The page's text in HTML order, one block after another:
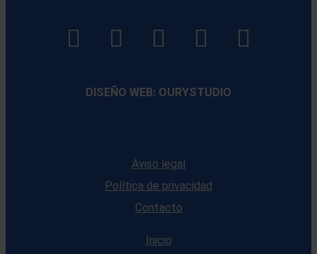
LinkedInInstagramFacebook
YouTube
DISEÑO WEB: OURYSTUDIO
Aviso legal
Política de privacidad
Contacto
Inicio